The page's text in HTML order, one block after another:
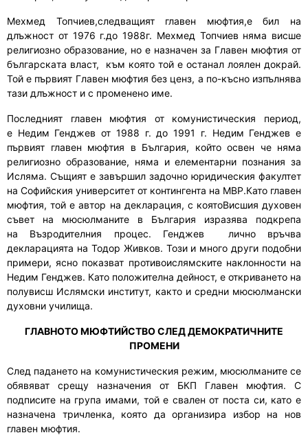
Мехмед Топчиев,следващият главен мюфтия,е бил на
длъжност от 1976 г.до 1988г. Мехмед Топчиев няма висше
религиозно образование, но е назначен за Главен мюфтия от
българскaта власт, към която той е останал лоялен докрай.
Той е първият Главен мюфтия без ценз, а по-късно изпълнява
тази длъжност и с променено име.
Последният главен мюфтия от комунистическия период,
е Недим Генджев от 1988 г. до 1991 г. Недим Генджев е
първият главен мюфтия в България, който освен че няма
религиозно образование, няма и елементарни познания за
Исляма. Същият е завършил задочно юридическия факултет
на Софийския университет от контингента на МВР.Като главен
мюфтия, той е автор на декларация, с коятоВисшия духовен
съвет на мюсюлманите в България изразява подкрепа
на Възродителния процес. Генджев лично връчва
декларацията на Тодор Живков. Този и много други подобни
примери, ясно показват противоислямските наклонности на
Недим Генджев. Като положителна дейност, е откриването на
полувисш Ислямски институт, както и средни мюсюлмански
духовни училища.
ГЛАВНОТО МЮФТИЙСТВОСЛЕД ДЕМОКРАТИЧНИТЕ
ПРОМЕНИ
След падането на комунистическия режим, мюсюлманите се
обявяват срещу назначения от БКП Главен мюфтия. С
подписите на група имами, той е свален от поста си, като е
назначена тричленка, която да организира избор на нов
главен мюфтия.